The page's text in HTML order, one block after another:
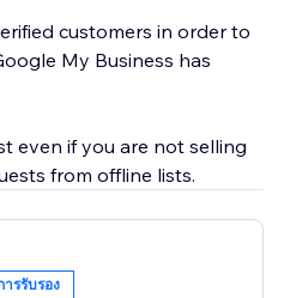
customers in order to
My Business has
even if you are not selling
from offline lists.
ารรับรอง